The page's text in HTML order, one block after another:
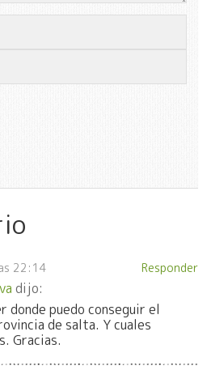
22:14
dijo:
donde puedo conseguir el
de salta. Y cuales
Gracias.
Responder